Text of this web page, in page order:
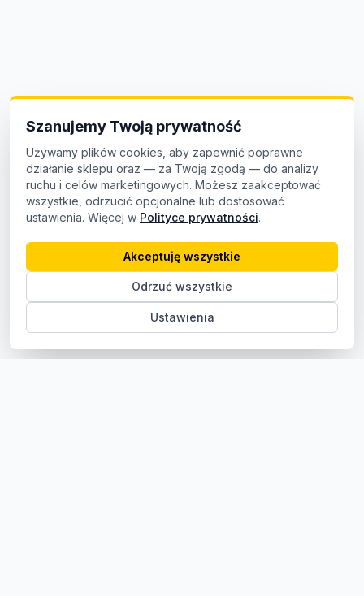
Szanujemy Twoją prywatność
Używamy plików cookies, aby zapewnić poprawne
działanie sklepu oraz — za Twoją zgodą — do analizy
ruchu i celów marketingowych. Możesz zaakceptować
wszystkie, odrzucić opcjonalne lub dostosować
ustawienia. Więcej w Polityce prywatności.
Ustawienia
Odrzuć wszystkie
Akceptuję wszystkie